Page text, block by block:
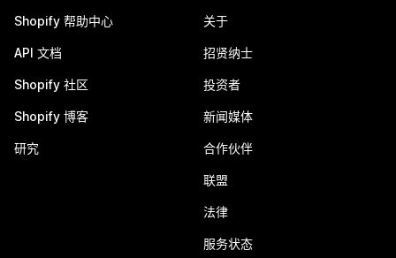
Shopify 帮助中心
API 文档
Shopify 社区
Shopify 博客
研究
关于
招贤纳士
投资者
新闻媒体
合作伙伴
联盟
法律
服务状态